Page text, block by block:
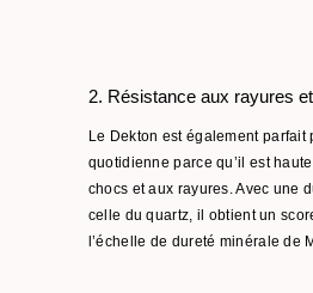
2. Résistance aux rayures
Le Dekton est également parfait
quotidienne parce qu’il est
chocs et aux rayures. Avec une
celle du quartz, il obtient un
l’échelle de dureté minérale de